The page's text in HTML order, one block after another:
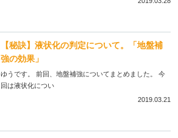
【秘訣】液状化の判定について。「地盤補
強の効果」
ゆうです。 前回、地盤補強についてまとめました。 今
回は液状化につい
2019.03.21